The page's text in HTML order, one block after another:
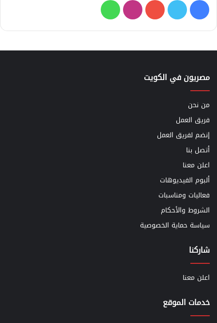
فيسبوك
تويتر يوتيوبانستقرامواتساب
مصريون في الكويت
من نحن
فريق العمل
إنضم لفريق العمل
أتصل بنا
اعلن معنا
ألبوم الفيديوهات
فعاليات ومناسبات
الشروط والأحكام
سياسة حماية الخصوصية
شاركنا
اعلن معنا
خدمات الموقع